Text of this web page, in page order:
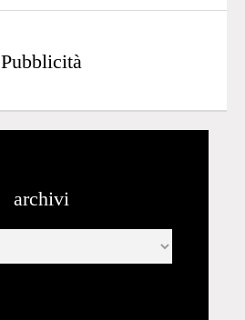
Pubblicità
archivi